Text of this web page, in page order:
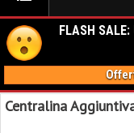
FLASH
Centralina